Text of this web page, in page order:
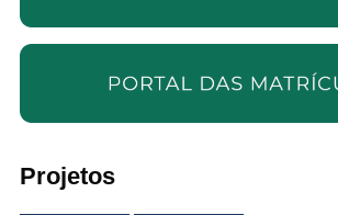
Projetos